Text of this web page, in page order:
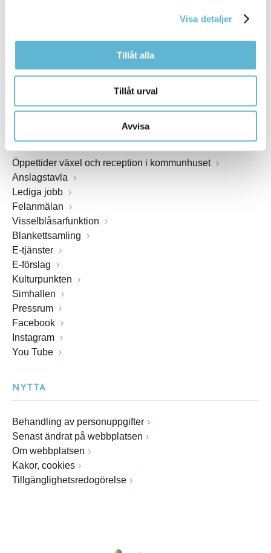
Visa detaljer
Tillåt alla
Tillåt urval
Avvisa
Fax: 0456-82 22 00
Öppettider växel och reception i kommunhuset
Anslagstavla
Lediga jobb
Felanmälan
Visselblåsarfunktion
Blankettsamling
E-tjänster
E-förslag
Kulturpunkten
Simhallen
Pressrum
Facebook
Instagram
You Tube
NYTTA
Behandling av personuppgifter
Senast ändrat på webbplatsen
Om webbplatsen
Kakor, cookies
Tillgänglighetsredogörelse